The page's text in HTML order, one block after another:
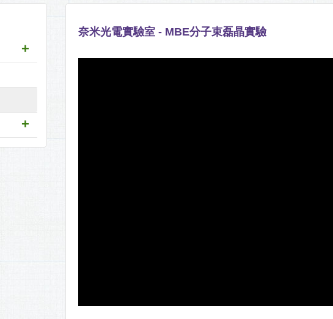
奈米光電實驗室 - MBE分子束磊晶實驗